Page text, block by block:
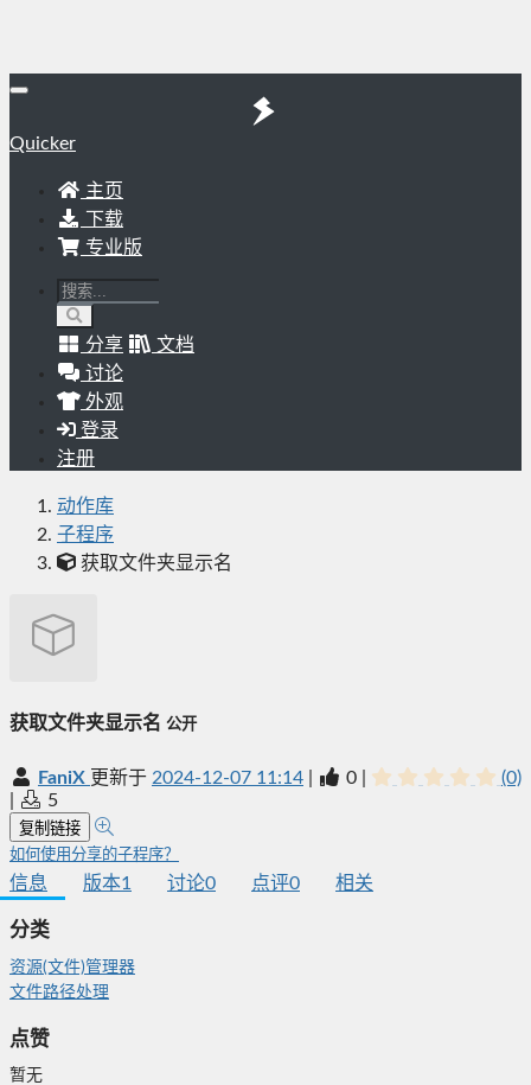
Quicker
主页
下载
专业版
分享
文档
讨论
外观
登录
注册
动作库
子程序
获取文件夹显示名
获取文件夹显示名 公开
FaniX 更新于 2024-12-07 11:14 0
(0)
5
复制链接
如何使用分享的子程序？
信息 版本1 讨论0 点评0 相关
分类
资源(文件)管理器
文件路径处理
点赞
暂无